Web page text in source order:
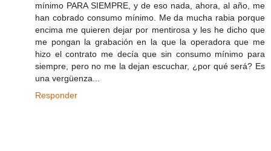
mínimo PARA SIEMPRE, y de eso nada, ahora, al año, me
han cobrado consumo mínimo. Me da mucha rabia porque
encima me quieren dejar por mentirosa y les he dicho que
me pongan la grabación en la que la operadora que me
hizo el contrato me decía que sin consumo mínimo para
siempre, pero no me la dejan escuchar, ¿por qué será? Es
una vergüenza...
Responder